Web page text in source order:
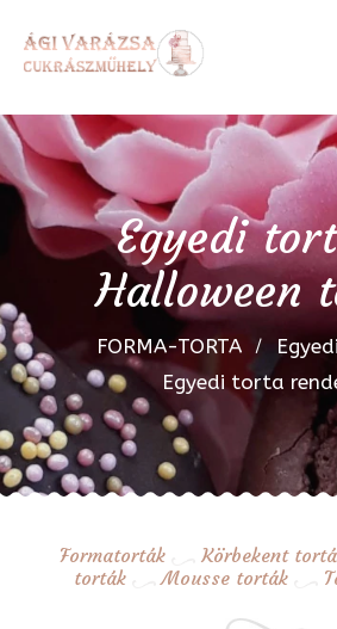
Egyedi
Halloween
FORMA-TORTA
Egyedi torta
Formatorták Körbekent
torták
Mousse torták